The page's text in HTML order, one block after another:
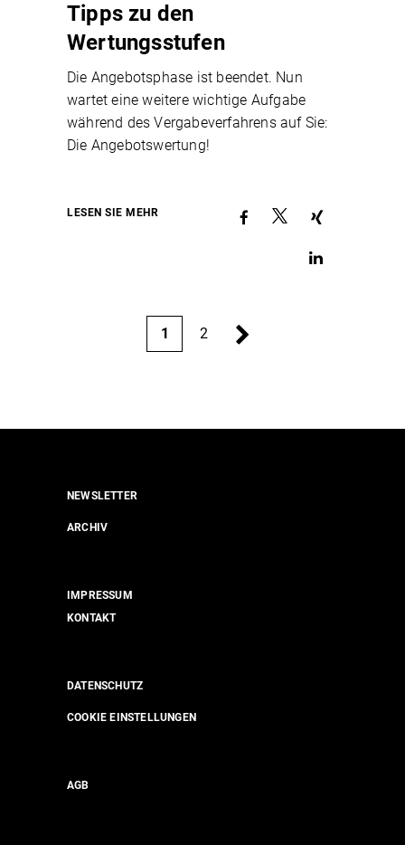
Tipps zu den
Wertungsstufen
Die Angebotsphase ist beendet. Nun
wartet eine weitere wichtige Aufgabe
während des Vergabeverfahrens auf Sie:
Die Angebotswertung!
LESEN SIE MEHR
1 2
NEWSLETTER
ARCHIV
IMPRESSUM
KONTAKT
DATENSCHUTZ
COOKIE EINSTELLUNGEN
AGB